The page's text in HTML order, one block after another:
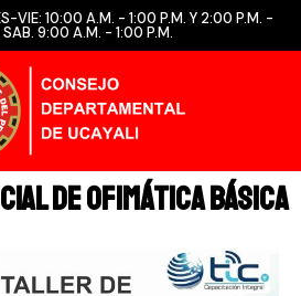
VIE: 10:00 A.M. - 1:00 P.M. Y 2:00 P.M. -
9:00 A.M. - 1:00 P.M.
DE OFIMÁTICA BÁSICA